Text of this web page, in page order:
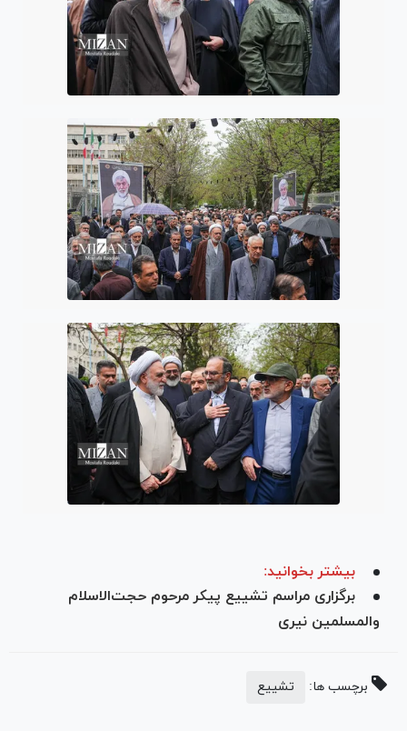
بیشتر بخوانید:
برگزاری مراسم تشییع پیکر مرحوم حجت‌الاسلام
والمسلمین نیری
برچسب ها: تشییع